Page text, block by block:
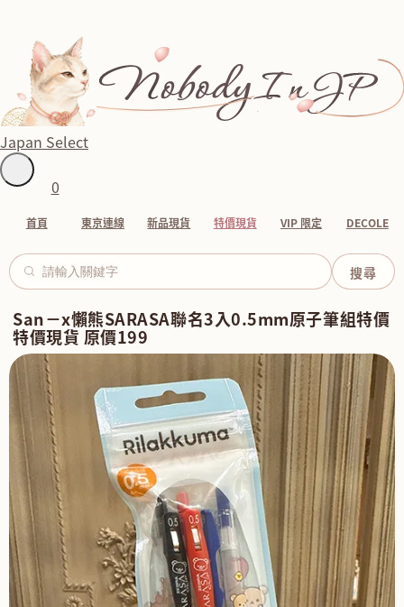
Japan Select
0
首頁 東京連線 新品現貨 特價現貨 VIP 限定 DECOLE
San－x懶熊SARASA聯名3入0.5mm原子筆組特價
特價現貨 原價199